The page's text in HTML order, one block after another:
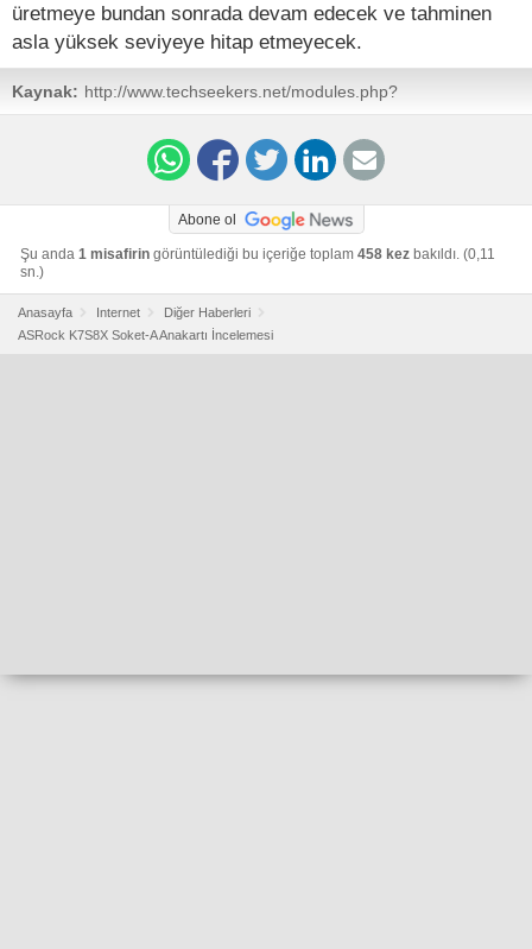
üretmeye bundan sonrada devam edecek ve tahminen
asla yüksek seviyeye hitap etmeyecek.
Kaynak: http://www.techseekers.net/modules.php?
name=Reviews&rop=showcontent&id=51
Abone ol
Şu anda 1 misafirin görüntülediği bu içeriğe toplam 458 kez bakıldı. (0,11
sn.)
Anasayfa Internet
Diğer Haberleri
ASRock K7S8X Soket-A Anakartı İncelemesi